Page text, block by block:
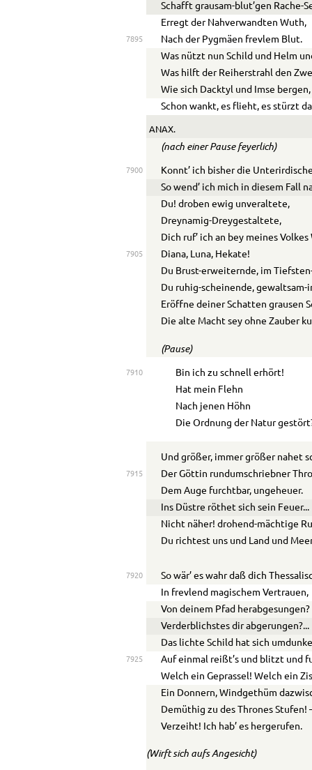
Schafft grausam-blut’gen Rache-
Erregt der Nahverwandten Wuth,
7895
Nach der Pygmäen frevlem Blut.
Was nützt nun Schild und Helm
Was hilft der Reiherstrahl den
Wie sich Dacktyl und Imse bergen,
Schon wankt, es flieht, es stürzt
ANAX.
(nach einer Pause feyerlich)
7900
Konnt’ ich bisher die
So wend’ ich mich in diesem Fall
Du! droben ewig unveraltete,
Dreynamig-Dreygestaltete,
Dich ruf’ ich an bey meines Volkes
7905
Diana, Luna, Hekate!
Du Brust-erweiternde, im
Du ruhig-scheinende, gewaltsam-
Eröffne deiner Schatten grausen
Die alte Macht sey ohne Zauber
(Pause)
7910
Bin ich zu schnell erhört!
Hat mein Flehn
Nach jenen Höhn
Die Ordnung der Natur
Und größer, immer größer nahet
7915
Der Göttin rundumschriebner
Dem Auge furchtbar, ungeheuer.
Ins Düstre röthet sich sein Feuer...
Nicht näher! drohend-mächtige
Du richtest uns und Land und
7920
So wär’ es wahr daß dich
In frevlend magischem Vertrauen,
Von deinem Pfad herabgesungen?
Verderblichstes dir abgerungen?...
Das lichte Schild hat sich
7925
Auf einmal reißt’s und blitzt und
Welch ein Geprassel! Welch ein
Ein Donnern, Windgethüm
Demüthig zu des Thrones Stufen!
Verzeiht! Ich hab’ es hergerufen.
(Wirft sich aufs Angesicht)